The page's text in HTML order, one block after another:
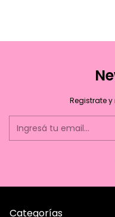
Registrate
Categorías